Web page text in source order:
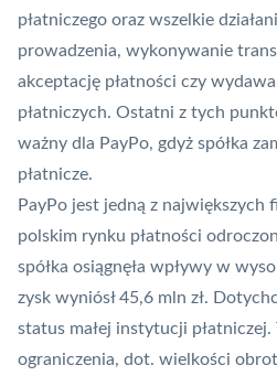
płatniczego oraz wszelkie
prowadzenia, wykonywanie
akceptację płatności czy
płatniczych. Ostatni z tych
ważny dla PayPo, gdyż spółka
płatnicze.
PayPo jest jedną z największych
polskim rynku płatności
spółka osiągnęła wpływy w
zysk wyniósł 45,6 mln zł.
status małej instytucji płatniczej.
ograniczenia, dot. wielkości